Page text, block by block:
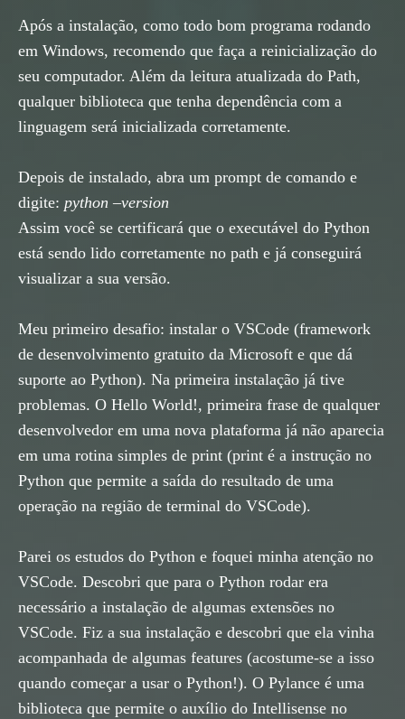
Após a instalação, como todo bom programa rodando
em Windows, recomendo que faça a reinicialização do
seu computador. Além da leitura atualizada do Path,
qualquer biblioteca que tenha dependência com a
linguagem será inicializada corretamente.
Depois de instalado, abra um prompt de comando e
digite: python –version
Assim você se certificará que o executável do Python
está sendo lido corretamente no path e já conseguirá
visualizar a sua versão.
Meu primeiro desafio: instalar o VSCode (framework
de desenvolvimento gratuito da Microsoft e que dá
suporte ao Python). Na primeira instalação já tive
problemas. O Hello World!, primeira frase de qualquer
desenvolvedor em uma nova plataforma já não aparecia
em uma rotina simples de print (print é a instrução no
Python que permite a saída do resultado de uma
operação na região de terminal do VSCode).
Parei os estudos do Python e foquei minha atenção no
VSCode. Descobri que para o Python rodar era
necessário a instalação de algumas extensões no
VSCode. Fiz a sua instalação e descobri que ela vinha
acompanhada de algumas features (acostume-se a isso
quando começar a usar o Python!). O Pylance é uma
biblioteca que permite o auxílio do Intellisense no